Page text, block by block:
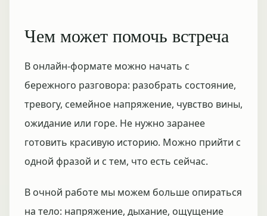
Чем может помочь встреча
В онлайн-формате можно начать с
бережного разговора: разобрать состояние,
тревогу, семейное напряжение, чувство вины,
ожидание или горе. Не нужно заранее
готовить красивую историю. Можно прийти с
одной фразой и с тем, что есть сейчас.
В очной работе мы можем больше опираться
на тело: напряжение, дыхание, ощущение